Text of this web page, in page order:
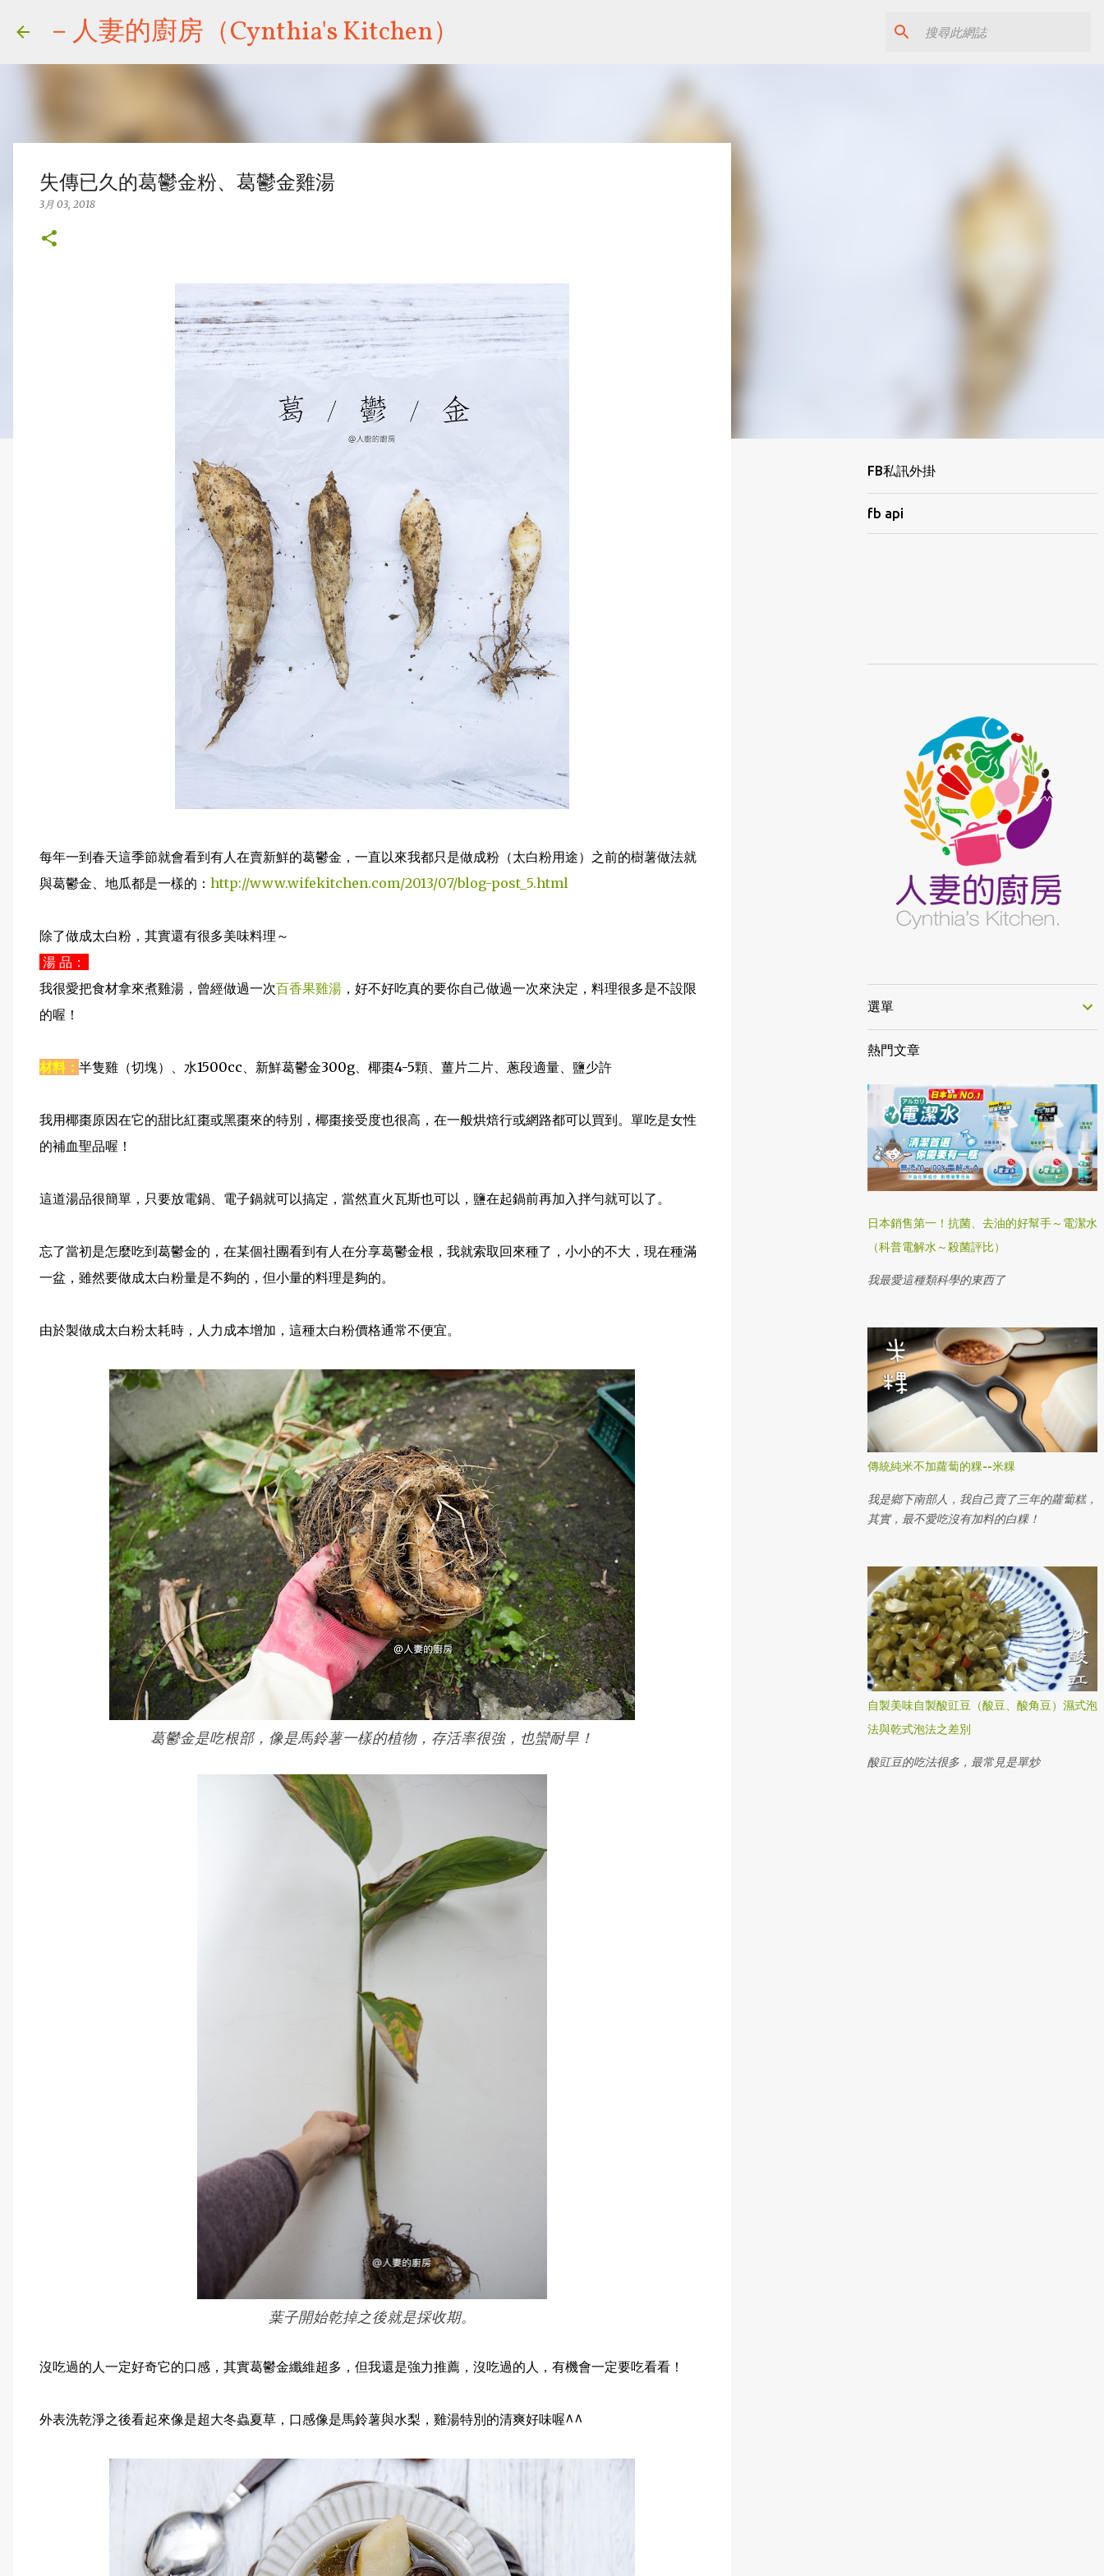
－人妻的廚房（Cynthia's Kitchen）
失傳已久的葛鬱金粉、葛鬱金雞湯
3月 03, 2018
每年一到春天這季節就會看到有人在賣新鮮的葛鬱金，一直以來我都只是做成粉（太白粉用途）之前的樹薯做法就
與葛鬱金、地瓜都是一樣的： http://www.wifekitchen.com/2013/07/blog-post_5.html
除了做成太白粉，其實還有很多美味料理～
湯 品：
我很愛把食材拿來煮雞湯，曾經做過一次百香果雞湯 ，好不好吃真的要你自己做過一次來決定，料理很多是不設限
的喔！
材料： 半隻雞（切塊）、水1500cc、新鮮葛鬱金300g、椰棗4-5顆、薑片二片、蔥段適量、鹽少許
我用椰棗原因在它的甜比紅棗或黑棗來的特別，椰棗接受度也很高，在一般烘焙行或網路都可以買到。單吃是女性
的補血聖品喔！
這道湯品很簡單，只要放電鍋、電子鍋就可以搞定，當然直火瓦斯也可以，鹽在起鍋前再加入拌勻就可以了。
忘了當初是怎麼吃到葛鬱金的，在某個社團看到有人在分享葛鬱金根，我就索取回來種了，小小的不大，現在種滿
一盆，雖然要做成太白粉量是不夠的，但小量的料理是夠的。
由於製做成太白粉太耗時，人力成本增加，這種太白粉價格通常不便宜。
葛鬱金是吃根部，像是馬鈴薯一樣的植物，存活率很強，也蠻耐旱！
葉子開始乾掉之後就是採收期。
沒吃過的人一定好奇它的口感，其實葛鬱金纖維超多，但我還是強力推薦，沒吃過的人，有機會一定要吃看看！
外表洗乾淨之後看起來像是超大冬蟲夏草，口感像是馬鈴薯與水梨，雞湯特別的清爽好味喔^^
FB私訊外掛
fb api
選單
熱門文章
日本銷售第一！抗菌、去油的好幫手～電潔水
（科普電解水～殺菌評比）
我最愛這種類科學的東西了
傳統純米不加蘿蔔的粿--米粿
我是鄉下南部人，我自己賣了三年的蘿蔔糕，
其實，最不愛吃沒有加料的白粿！
自製美味自製酸豇豆（酸豆、酸角豆）濕式泡
法與乾式泡法之差別
酸豇豆的吃法很多，最常見是單炒